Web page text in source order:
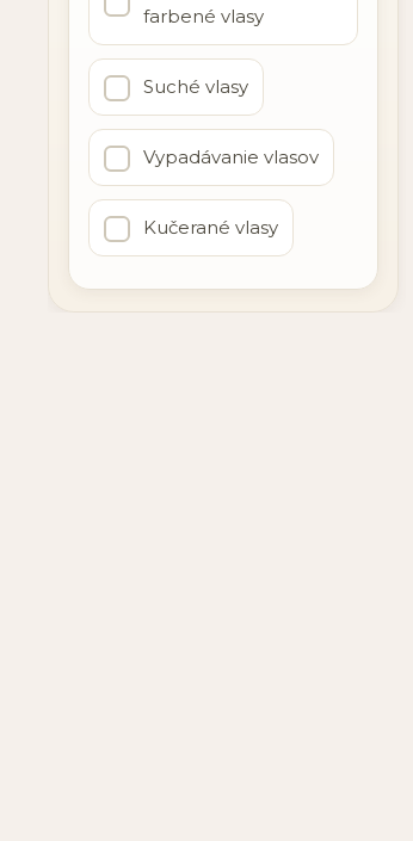
farbené vlasy
Suché vlasy
Vypadávanie vlasov
Kučerané vlasy